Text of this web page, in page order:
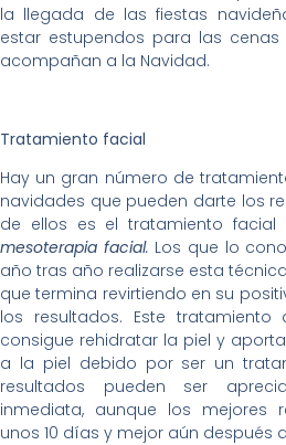
la llegada de las fiestas
estar estupendos para las
acompañan a la Navidad.
Tratamiento facial
Hay un gran número de
navidades que pueden darte los
de ellos es el tratamiento
mesoterapia facial. Los que lo
año tras año realizarse esta
que termina revirtiendo en su
los resultados. Este tratamiento
consigue rehidratar la piel y
a la piel debido por ser un
resultados pueden ser
inmediata, aunque los mejores
unos 10 días y mejor aún después